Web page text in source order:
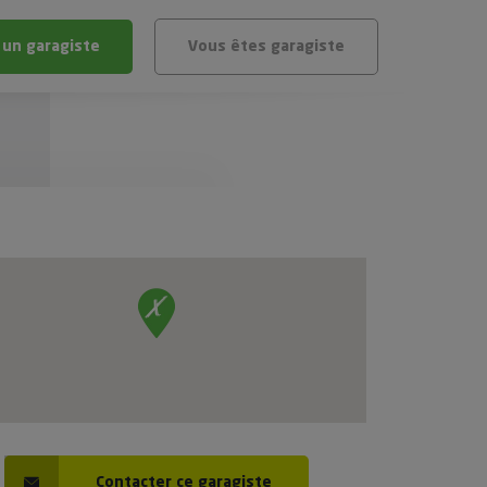
garagiste Vous êtes garagiste
Contacter ce garagiste